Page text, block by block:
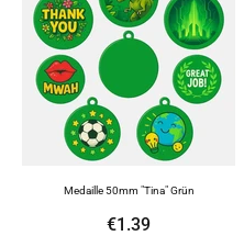
Medaille 50mm "Tina" Grün
€1.39